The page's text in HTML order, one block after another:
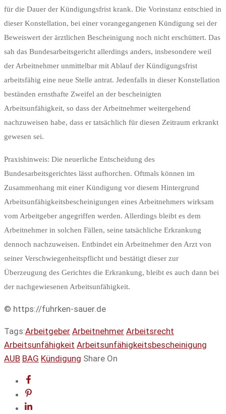
für die Dauer der Kündigungsfrist krank. Die Vorinstanz entschied in
dieser Konstellation, bei einer vorangegangenen Kündigung sei der
Beweiswert der ärztlichen Bescheinigung noch nicht erschüttert. Das
sah das Bundesarbeitsgericht allerdings anders, insbesondere weil
der Arbeitnehmer unmittelbar mit Ablauf der Kündigungsfrist
arbeitsfähig eine neue Stelle antrat. Jedenfalls in dieser Konstellation
beständen ernsthafte Zweifel an der bescheinigten
Arbeitsunfähigkeit, so dass der Arbeitnehmer weitergehend
nachzuweisen habe, dass er tatsächlich für diesen Zeitraum erkrankt
gewesen sei.
Praxishinweis: Die neuerliche Entscheidung des
Bundesarbeitsgerichtes lässt aufhorchen. Oftmals können im
Zusammenhang mit einer Kündigung vor diesem Hintergrund
Arbeitsunfähigkeitsbescheinigungen eines Arbeitnehmers wirksam
vom Arbeitgeber angegriffen werden. Allerdings bleibt es dem
Arbeitnehmer in solchen Fällen, seine tatsächliche Erkrankung
dennoch nachzuweisen. Entbindet ein Arbeitnehmer den Arzt von
seiner Verschwiegenheitspflicht und bestätigt dieser zur
Überzeugung des Gerichtes die Erkrankung, bleibt es auch dann bei
der nachgewiesenen Arbeitsunfähigkeit.
© https://fuhrken-sauer.de
Tags:Arbeitgeber Arbeitnehmer Arbeitsrecht
Arbeitsunfähigkeit Arbeitsunfähigkeitsbescheinigung
AUB BAG Kündigung Share On